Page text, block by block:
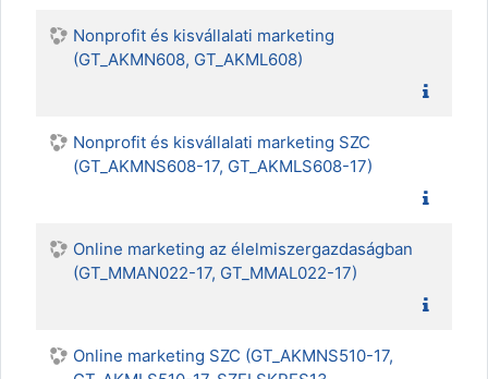
Nonprofit és kisvállalati marketing
(GT_AKMN608, GT_AKML608)
Nonprofit és kisvállalati marketing SZC
(GT_AKMNS608-17, GT_AKMLS608-17)
Online marketing az élelmiszergazdaságban
(GT_MMAN022-17, GT_MMAL022-17)
Online marketing SZC (GT_AKMNS510-17,